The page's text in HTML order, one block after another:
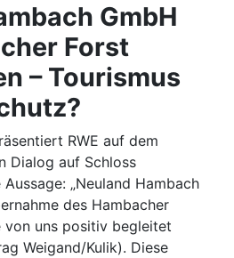
GmbH
Forst
– Tourismus
RWE auf dem
Dialog auf Schloss
„Neuland Hambach
des Hambacher
von uns positiv begleitet
Weigand/Kulik). Diese